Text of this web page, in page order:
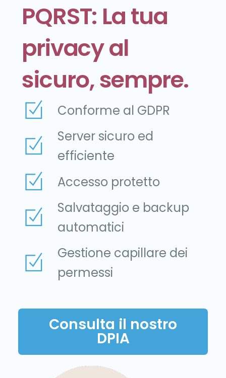
PQRST: La tua
privacy al
sicuro, sempre.
Conforme al GDPR
Server sicuro ed
efficiente
Accesso protetto
Salvataggio e backup
automatici
Gestione capillare dei
permessi
Consulta il nostro
DPIA